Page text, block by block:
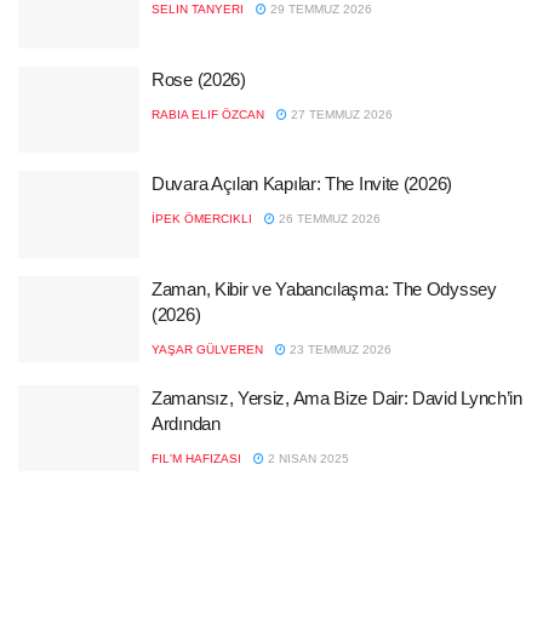
SELIN TANYERI 29 TEMMUZ 2026
Rose (2026)
RABIA ELIF ÖZCAN 27 TEMMUZ 2026
Duvara Açılan Kapılar: The Invite (2026)
İPEK ÖMERCIKLI 26 TEMMUZ 2026
Zaman, Kibir ve Yabancılaşma: The Odyssey
(2026)
YAŞAR GÜLVEREN 23 TEMMUZ 2026
Zamansız, Yersiz, Ama Bize Dair: David Lynch’in
Ardından
FIL'M HAFIZASI 2 NISAN 2025